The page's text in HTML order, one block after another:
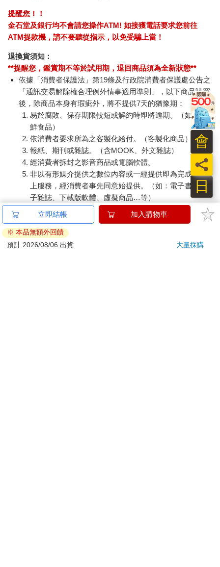
提醒您！！
金石堂及銀行均不會請您操作ATM! 如接獲電話要求您前往
ATM提款機，請不要聽從指示，以免受騙上當！
退換貨須知：
**提醒您，鑑賞期不等於試用期，退回商品須為全新狀態**
依據「消費者保護法」第19條及行政院消費者保護處公告之
「通訊交易解除權合理例外情事適用準則」，以下商品購買
後，除商品本身有瑕疵外，將不提供7天的猶豫期：
易於腐敗、保存期限較短或解約時即將逾期。（如：生
鮮食品）
依消費者要求所為之客製化給付。（客製化商品）
報紙、期刊或雜誌。（含MOOK、外文雜誌）
經消費者拆封之影音商品或電腦軟體。
非以有形媒介提供之數位內容或一經提供即為完成之線
上服務，經消費者事先同意始提供。（如：電子書、電
子雜誌、下載版軟體、虛擬商品…等）
已拆封之個人衛生用品。（如：內衣褲、刮鬍刀、除毛
若非上列種類商品，均享有到貨7天的猶豫期（含例假
日）。
立即結帳 加入購物車
※ 本品無額外回饋
預計 2026/08/06 出貨
大量採購
日
員
會